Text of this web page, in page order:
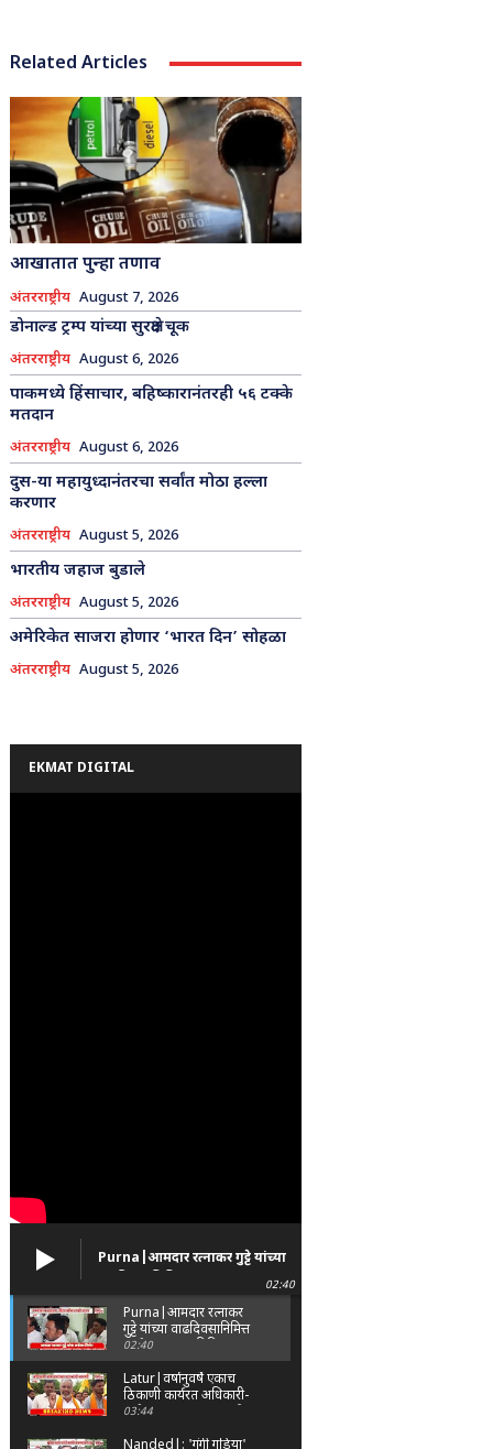
Related Articles
आखातात पुन्हा तणाव
अंतरराष्ट्रीय August 7, 2026
डोनाल्ड ट्रम्प यांच्या सुरक्षेत चूक
अंतरराष्ट्रीय August 6, 2026
पाकमध्ये हिंसाचार, बहिष्कारानंतरही ५६ टक्के
मतदान
अंतरराष्ट्रीय August 6, 2026
दुस-या महायुध्दानंतरचा सर्वांत मोठा हल्ला
करणार
अंतरराष्ट्रीय August 5, 2026
भारतीय जहाज बुडाले
अंतरराष्ट्रीय August 5, 2026
अमेरिकेत साजरा होणार ‘भारत दिन’ सोहळा
अंतरराष्ट्रीय August 5, 2026
EKMAT DIGITAL
Purna|आमदार रत्नाकर गुट्टे यांच्या
वाढदिवसानिमित्त पूर्णा तालुक्यात
विविध सामाजिक उपक्रम
02:40
Purna|आमदार रत्नाकर
गुट्टे यांच्या वाढदिवसानिमित्त
पूर्णा तालुक्यात विविध
सामाजिक उपक्रम
02:40
Latur|वर्षानुवर्षे एकाच
ठिकाणी कार्यरत अधिकारी-
कर्मचाऱ्यांच्या बदल्यांसाठी
03:44
Nanded|: 'गुंगी गुडिया'